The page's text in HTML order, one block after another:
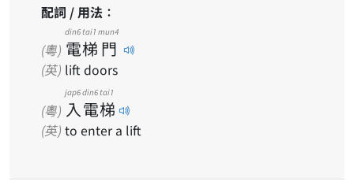
配詞 / 用法：
(粵) 電
din6
梯
tai1
門
mun4
(英) lift doors
(粵) 入
jap6
電
din6
梯
tai1
(英) to enter a lift